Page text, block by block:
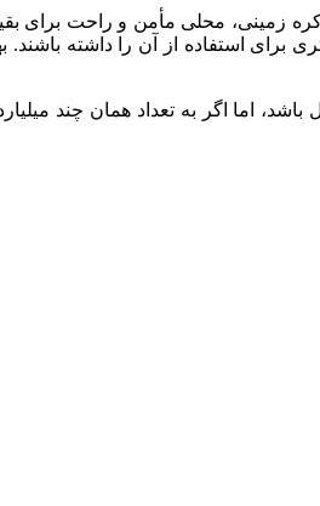
زمینی، محلی مأمن و راحت برای
استفاده از آن را داشته باشند.
اما اگر به تعداد همان چند